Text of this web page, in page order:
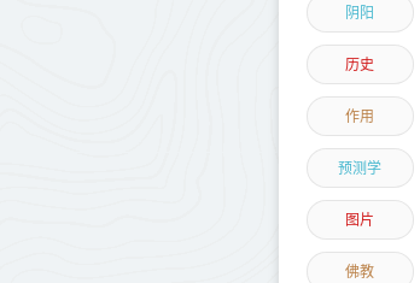
阴阳
历史
作用
预测学
图片
佛教